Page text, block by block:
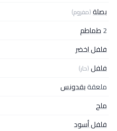
بصلة(مفروم)
2طماطم
فلفل اخضر
فلفل(حار)
ملعقةبقدونس
ملح
فلفل أسود